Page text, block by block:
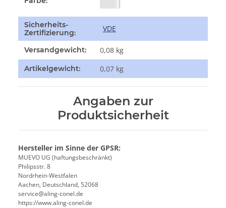
Sicherheits-
Zertifizierung:
VDE
Versandgewicht: 0,08 kg
Artikelgewicht: 0,07 kg
Angaben zur
Produktsicherheit
Hersteller im Sinne der GPSR:
MUEVO UG (haftungsbeschränkt)
Philipsstr. 8
Nordrhein-Westfalen
Aachen, Deutschland, 52068
service@aling-conel.de
https://www.aling-conel.de